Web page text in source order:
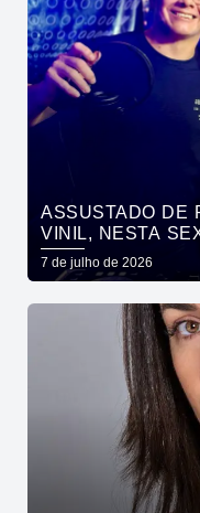
ASSUSTADO DE
VINIL, NESTA
BRANCO
7 de julho de 2026